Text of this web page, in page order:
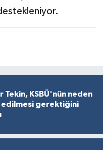
Tekin, KSBÜ'nün neden
edilmesi gerektiğini